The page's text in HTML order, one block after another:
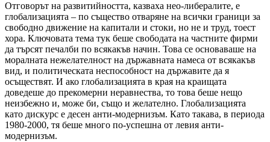
Отговорът на развитийността, казваха нео-либералите, е
глобализацията – по същество отваряне на всички граници за
свободно движение на капитали и стоки, но не и труд, тоест
хора. Ключовата тема тук беше свободата на частните фирми
да търсят печалби по всякакъв начин. Това се основаваше на
моралната нежелателност на държавната намеса от всякакъв
вид, и политическата неспособност на държавите да я
осъществят. И ако глобализацията в края на краищата
доведеше до прекомерни неравнества, то това беше нещо
неизбежно и, може би, също и желателно. Глобализацията
като дискурс е десен анти-модернизъм. Като такава, в периода
1980-2000, тя беше много по-успешна от левия анти-
модернизъм.